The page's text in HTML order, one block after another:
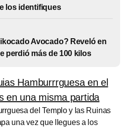
los identifiques
Avocado? Reveló en
perdió más de 100 kilos
Hamburrrguesa en el
en una misma partida
del Templo y las Ruinas
una vez que llegues a los